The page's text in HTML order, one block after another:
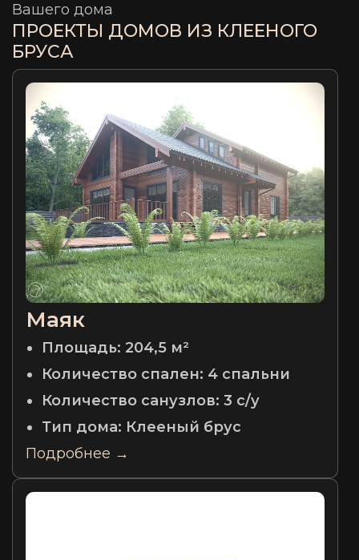
Вашего дома
ПРОЕКТЫ ДОМОВ ИЗ КЛЕЕНОГО
БРУСА
Маяк
Площадь: 204,5 м²
Количество спален: 4 спальни
Количество санузлов: 3 с/у
Тип дома: Клееный брус
Подробнее →